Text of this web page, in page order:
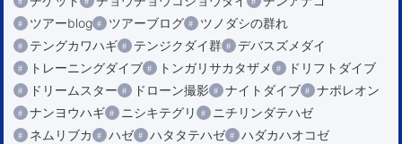
ツアーblog
ツアーブログ
ツノダシの群れ
テングカワハギ
テンジクダイ群
デバスズメダイ
トレーニングダイブ
トンガリサカタザメ
ドリフトダイブ
ドリームスター
ドローン撮影 ナイトダイブ
ナポレオン
ナンヨウハギ
ニシキテグリ
ニチリンダテハゼ
ネムリブカ
ハゼ ハタタテハゼ
ハダカハオコゼ